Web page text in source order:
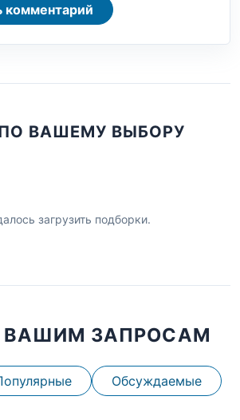
комментарий
ВАШЕМУ ВЫБОРУ
загрузить подборки.
ВАШИМ ЗАПРОСАМ
Обсуждаемые